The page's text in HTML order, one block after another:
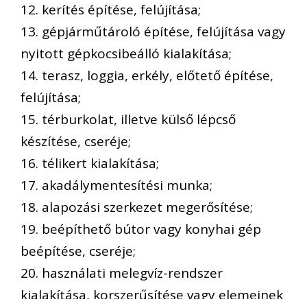
12. kerítés építése, felújítása;
13. gépjárműtároló építése, felújítása vagy
nyitott gépkocsibeálló kialakítása;
14. terasz, loggia, erkély, előtető építése,
felújítása;
15. térburkolat, illetve külső lépcső
készítése, cseréje;
16. télikert kialakítása;
17. akadálymentesítési munka;
18. alapozási szerkezet megerősítése;
19. beépíthető bútor vagy konyhai gép
beépítése, cseréje;
20. használati melegvíz-rendszer
kialakítása, korszerűsítése vagy elemeinek